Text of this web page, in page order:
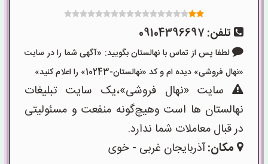
تلفن: 09104396697
لطفا پس از تماس با نهالستان بگویید: «آگهی شما را در سایت
«نهال فروشی» دیده ام و کد «نهالستان-10243» را اعلام کنید»
سایت «نهال فروشی»،یک سایت تبلیغات
نهالستان ها است وهیچ‌گونه منفعت و مسئولیتی
در قبال معاملات شما ندارد.
مکان:آذربایجان غربی - خوی